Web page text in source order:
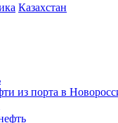
Казахстан
из порта в